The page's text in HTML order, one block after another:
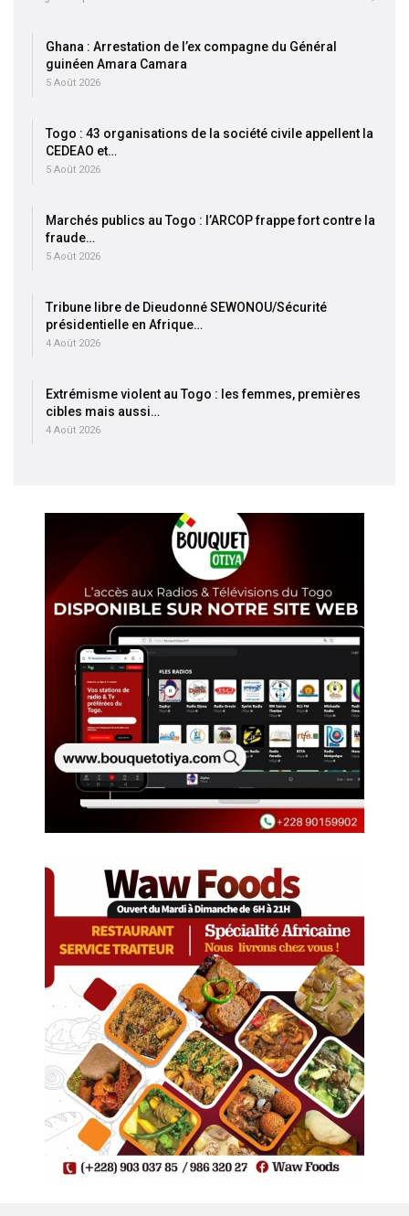
Ghana : Arrestation de l’ex compagne du Général
guinéen Amara Camara
5 Août 2026
Togo : 43 organisations de la société civile appellent la
CEDEAO et…
5 Août 2026
Marchés publics au Togo : l’ARCOP frappe fort contre la
fraude…
5 Août 2026
Tribune libre de Dieudonné SEWONOU/Sécurité
présidentielle en Afrique…
4 Août 2026
Extrémisme violent au Togo : les femmes, premières
cibles mais aussi…
4 Août 2026